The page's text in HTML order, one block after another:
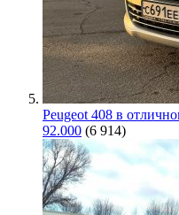
Peugeot 408 в
92.000 (6 914)